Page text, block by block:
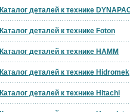
Каталог деталей к технике
Каталог деталей к технике Foton
Каталог деталей к технике HAMM
Каталог деталей к технике Hidromek
Каталог деталей к технике Hitachi